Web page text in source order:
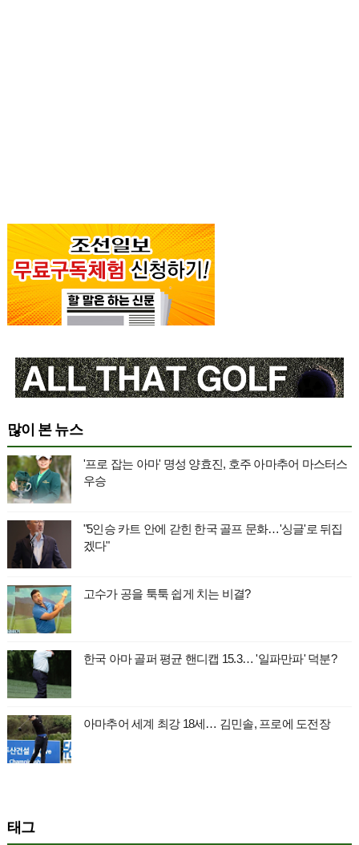
많이 본 뉴스
'프로 잡는 아마' 명성 양효진, 호주 아마추어 마스터스
우승
"5인승 카트 안에 갇힌 한국 골프 문화…'싱글'로 뒤집
겠다"
고수가 공을 툭툭 쉽게 치는 비결?
한국 아마 골퍼 평균 핸디캡 15.3… '일파만파' 덕분?
아마추어 세계 최강 18세… 김민솔, 프로에 도전장
태그